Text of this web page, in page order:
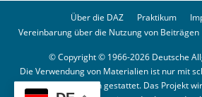
Über die DAZ Praktikum
Vereinbarung über die Nutzung von Beiträgen
© Copyright © 1966-2026 Deutsche
Die Verwendung von Materialien ist nur mit
der Redaktion gestattet. Das Projekt